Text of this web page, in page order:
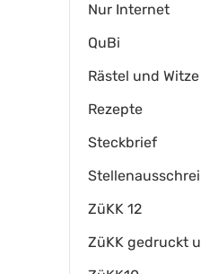
Nur Internet
QuBi
Rästel und Witze
Rezepte
Steckbrief
ZüKK 12
ZüKK gedruckt